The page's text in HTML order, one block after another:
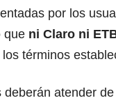
por los
que ni Claro ni
los términos
atender